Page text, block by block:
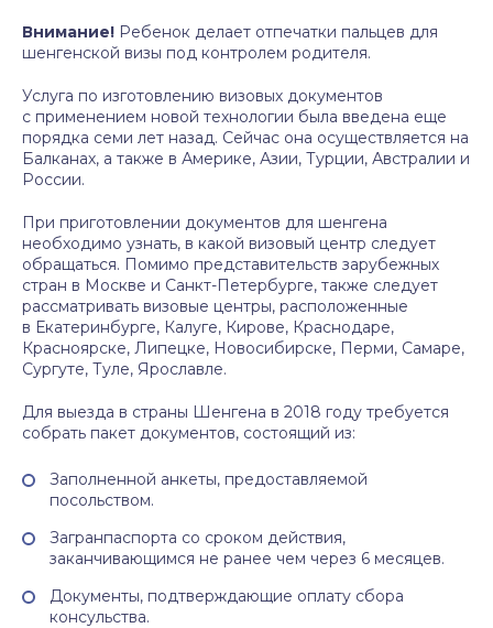
Внимание! Ребенок делает отпечатки пальцев для
шенгенской визы под контролем родителя.
Услуга по изготовлению визовых документов
с применением новой технологии была введена еще
порядка семи лет назад. Сейчас она осуществляется на
Балканах, а также в Америке, Азии, Турции, Австралии и
России.
При приготовлении документов для шенгена
необходимо узнать, в какой визовый центр следует
обращаться. Помимо представительств зарубежных
стран в Москве и Санкт-Петербурге, также следует
рассматривать визовые центры, расположенные
в Екатеринбурге, Калуге, Кирове, Краснодаре,
Красноярске, Липецке, Новосибирске, Перми, Самаре,
Сургуте, Туле, Ярославле.
Для выезда в страны Шенгена в 2018 году требуется
собрать пакет документов, состоящий из:
Заполненной анкеты, предоставляемой
посольством.
Загранпаспорта со сроком действия,
заканчивающимся не ранее чем через 6 месяцев.
Документы, подтверждающие оплату сбора
консульства.